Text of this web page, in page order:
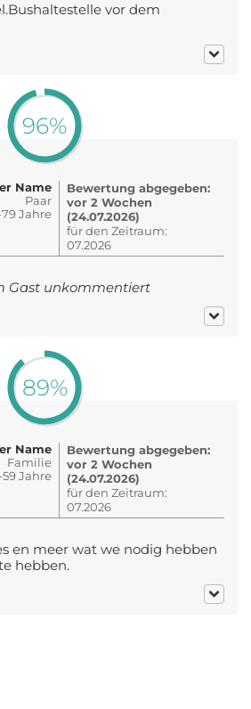
vor dem
96%
Name
Paar
Jahre
Bewertung abgegeben:
vor 2 Wochen
(24.07.2026)
für den Zeitraum:
07.2026
Gast unkommentiert
89%
Name
Familie
Jahre
Bewertung abgegeben:
vor 2 Wochen
(24.07.2026)
für den Zeitraum:
07.2026
en meer wat we nodig hebben
hebben.